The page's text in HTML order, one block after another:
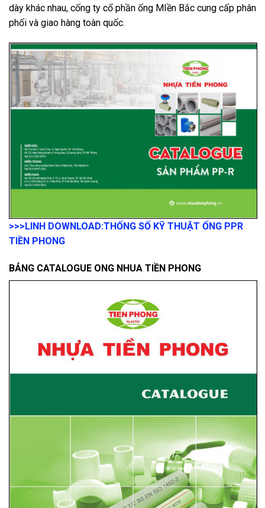
dày khác nhau, cống ty cổ phần ống MIền Bắc cung cấp phân
phối và giao hàng toàn quốc.
>>>LINH DOWNLOAD:THỐNG SỐ KỸ THUẬT ỐNG PPR
TIỀN PHONG
BẢNG CATALOGUE ONG NHUA TIỀN PHONG